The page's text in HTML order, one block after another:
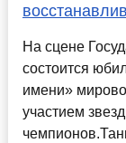
На сцене
состоится
имени»
участием